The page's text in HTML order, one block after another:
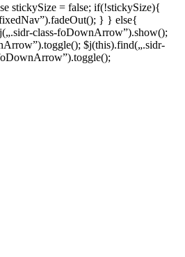
stickySize = false; if(!stickySize){
} } else{
class-foDownArrow”).show();
$j(this).find(„.sidr-